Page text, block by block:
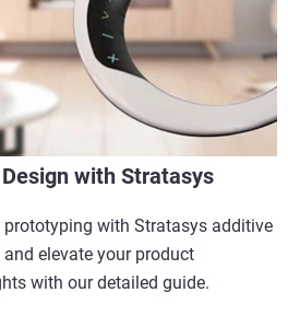
with Stratasys
prototyping with Stratasys additive
elevate your product
with our detailed guide.